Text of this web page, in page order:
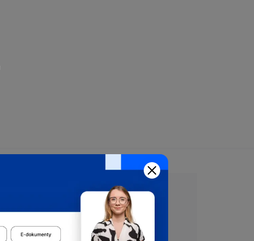
Załóż firmę
bezpłatnie
z pomocą ekspertów